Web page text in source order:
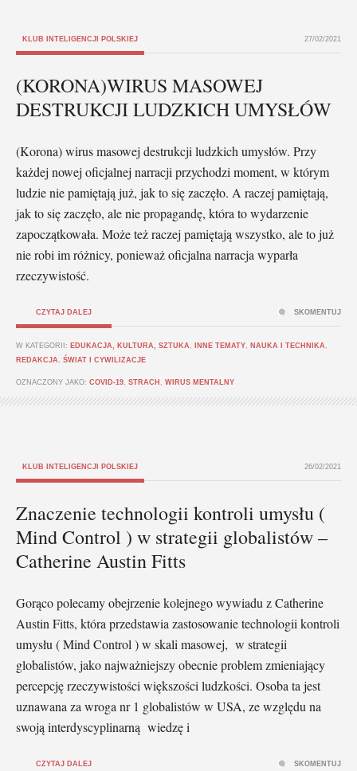
KLUB INTELIGENCJI POLSKIEJ 27/02/2021
(KORONA)WIRUS MASOWEJ
DESTRUKCJI LUDZKICH UMYSŁÓW
(Korona) wirus masowej destrukcji ludzkich umysłów. Przy
każdej nowej oficjalnej narracji przychodzi moment, w którym
ludzie nie pamiętają już, jak to się zaczęło. A raczej pamiętają,
jak to się zaczęło, ale nie propagandę, która to wydarzenie
zapoczątkowała. Może też raczej pamiętają wszystko, ale to już
nie robi im różnicy, ponieważ oficjalna narracja wyparła
rzeczywistość.
CZYTAJ DALEJ
W KATEGORII: EDUKACJA, KULTURA, SZTUKA INNE TEMATY NAUKA I TECHNIKA
REDAKCJA
ŚWIAT I CYWILIZACJE
OZNACZONY JAKO: COVID-19 STRACH WIRUS MENTALNY
SKOMENTUJ
KLUB INTELIGENCJI POLSKIEJ 26/02/2021
Znaczenie technologii kontroli umysłu (
Mind Control ) w strategii globalistów –
Catherine Austin Fitts
Gorąco polecamy obejrzenie kolejnego wywiadu z Catherine
Austin Fitts, która przedstawia zastosowanie technologii kontroli
umysłu ( Mind Control ) w skali masowej, w strategii
globalistów, jako najważniejszy obecnie problem zmieniający
percepcję rzeczywistości większości ludzkości. Osoba ta jest
uznawana za wroga nr 1 globalistów w USA, ze względu na
swoją interdyscyplinarną wiedzę i
CZYTAJ DALEJ SKOMENTUJ